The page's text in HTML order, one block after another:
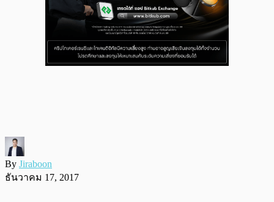
By Jiraboon
ธันวาคม 17, 2017